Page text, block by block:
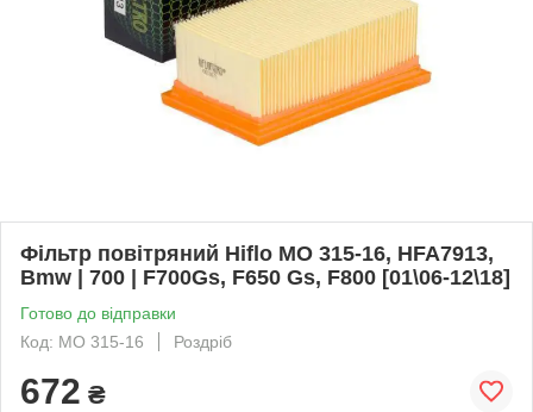
Фільтр повітряний Hiflo MO 315-16, HFA7913,
Bmw | 700 | F700Gs, F650 Gs, F800 [01\06-12\18]
Готово до відправки
Код: MO 315-16
Роздріб
672 ₴